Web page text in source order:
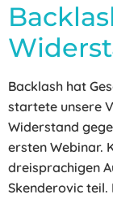
Backlash hat
startete unsere
Widerstand
ersten Webinar.
dreisprachigen
Skenderovic teil.